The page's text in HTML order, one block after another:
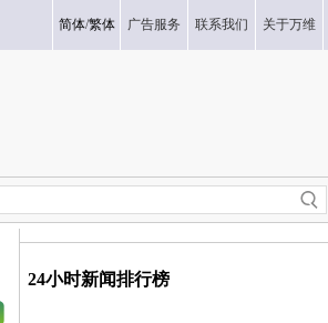
简体/繁体 广告服务 联系我们 关于万维
24小时新闻排行榜